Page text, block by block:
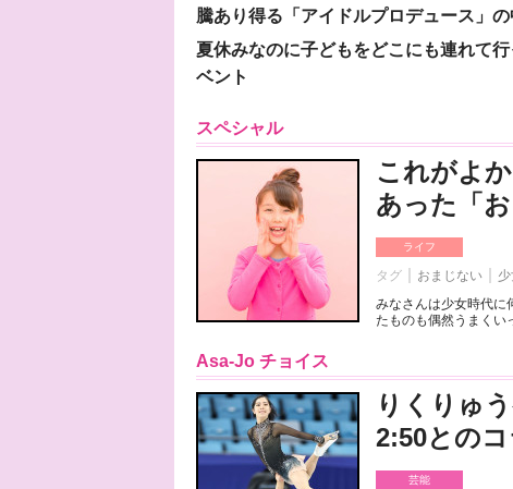
騰あり得る「アイドルプロデュース」
夏休みなのに子どもをどこにも連れて
ベント
スペシャル
これがよ
あった「
ライフ
タグ おまじない
みなさんは少女時代に
たものも偶然うまくい
Asa-Jo チョイス
りくりゅ
2:50との
芸能